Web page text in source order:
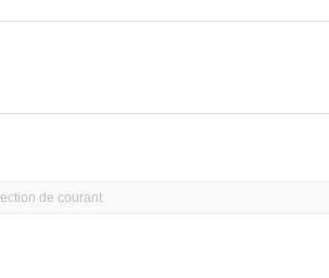
de courant